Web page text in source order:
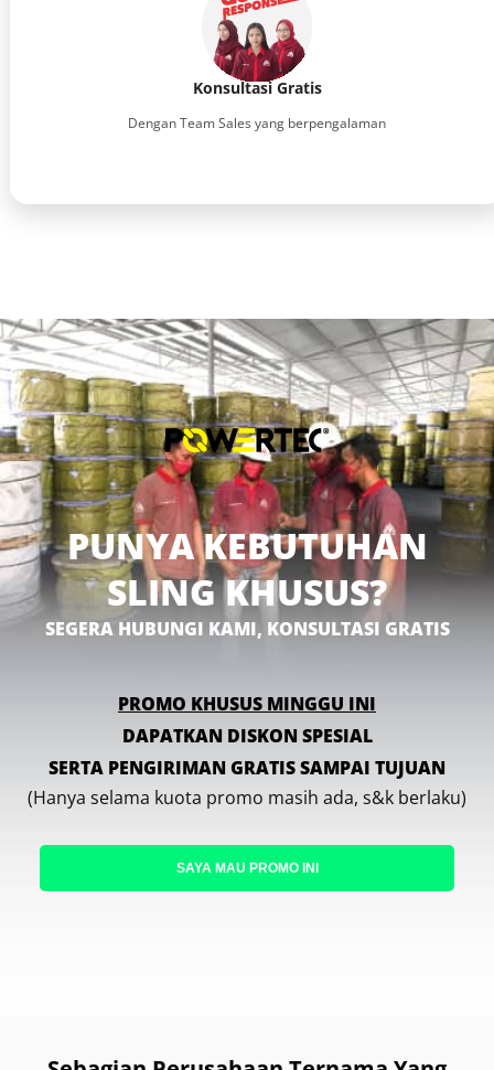
Konsultasi Gratis
Dengan Team Sales yang berpengalaman
PUNYA KEBUTUHAN
SLING KHUSUS?
SEGERA HUBUNGI KAMI, KONSULTASI GRATIS
PROMO KHUSUS MINGGU INI
DAPATKAN DISKON SPESIAL
SERTA PENGIRIMAN GRATIS SAMPAI TUJUAN
(Hanya selama kuota promo masih ada, s&k berlaku)
SAYA MAU PROMO INI